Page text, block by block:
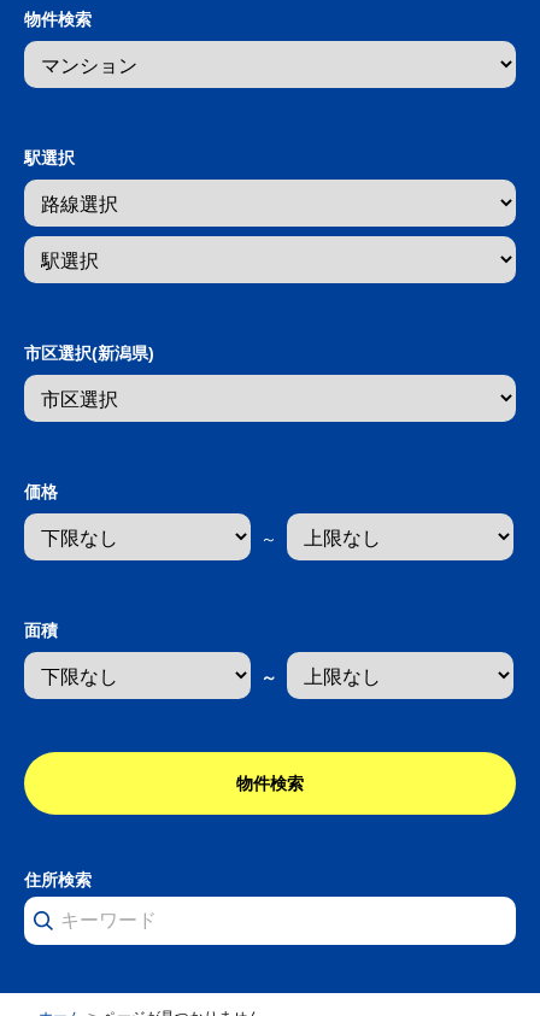
物件検索
駅選択
市区選択(新潟県)
価格
～
面積
～
住所検索
物